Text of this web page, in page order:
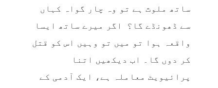
ساتھ ملوث ہے تو وہ چار گواہ کہاں
سے ڈھونڈے گا؟ اگر میرے ساتھ ایسا
واقعہ ہوا تو میں تو وہیں اس کو قتل
کر دوں گا۔ اب دیکھیں اتنا
پرائیویٹ معاملہ ہے، ایک آدمی کے